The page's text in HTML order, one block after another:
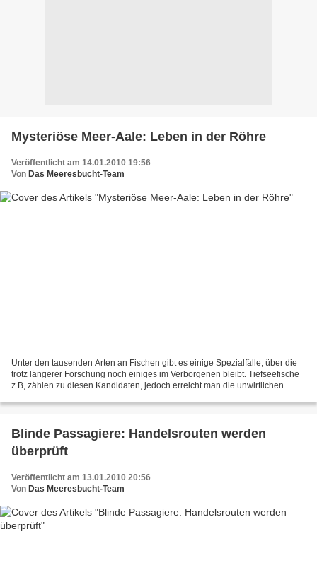
Mysteriöse Meer-Aale: Leben in der Röhre
Veröffentlicht am 14.01.2010 19:56
Von Das Meeresbucht-Team
Unter den tausenden Arten an Fischen gibt es einige Spezialfälle, über die
trotz längerer Forschung noch einiges im Verborgenen bleibt. Tiefseefische
z.B, zählen zu diesen Kandidaten, jedoch erreicht man die unwirtlichen
Blinde Passagiere: Handelsrouten werden
überprüft
Veröffentlicht am 13.01.2010 20:56
Von Das Meeresbucht-Team